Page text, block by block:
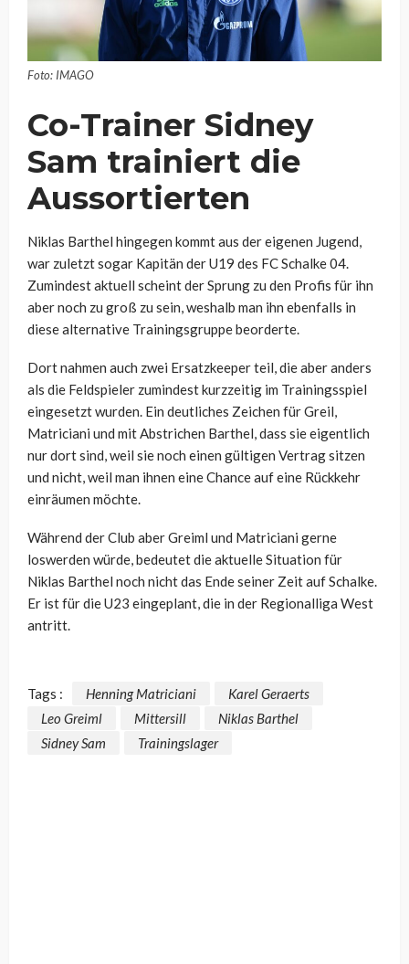
Foto: IMAGO
Co-Trainer Sidney
Sam trainiert die
Aussortierten
Niklas Barthel hingegen kommt aus der eigenen Jugend,
war zuletzt sogar Kapitän der U19 des FC Schalke 04.
Zumindest aktuell scheint der Sprung zu den Profis für ihn
aber noch zu groß zu sein, weshalb man ihn ebenfalls in
diese alternative Trainingsgruppe beorderte.
Dort nahmen auch zwei Ersatzkeeper teil, die aber anders
als die Feldspieler zumindest kurzzeitig im Trainingsspiel
eingesetzt wurden. Ein deutliches Zeichen für Greil,
Matriciani und mit Abstrichen Barthel, dass sie eigentlich
nur dort sind, weil sie noch einen gültigen Vertrag sitzen
und nicht, weil man ihnen eine Chance auf eine Rückkehr
einräumen möchte.
Während der Club aber Greiml und Matriciani gerne
loswerden würde, bedeutet die aktuelle Situation für
Niklas Barthel noch nicht das Ende seiner Zeit auf Schalke.
Er ist für die U23 eingeplant, die in der Regionalliga West
antritt.
Tags : Henning Matriciani
Karel Geraerts
Leo Greiml
Mittersill
Niklas Barthel
Sidney Sam
Trainingslager